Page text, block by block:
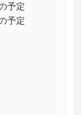
予定
予定